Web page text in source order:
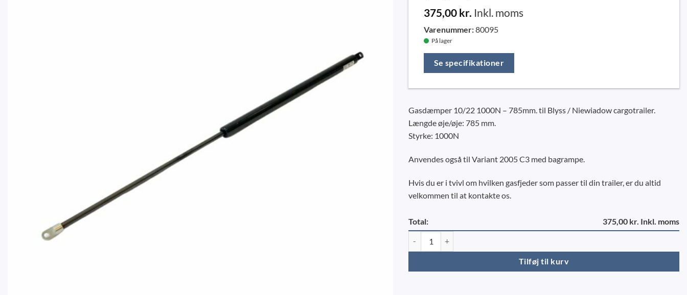
375,00 kr. Inkl. moms
Varenummer:80095
På lager
Se specifikationer
Gasdæmper 10/22 1000N – 785mm. til Blyss / Niewiadow cargotrailer.
Længde øje/øje: 785 mm.
Styrke: 1000N
Anvendes også til Variant 2005 C3 med bagrampe.
Hvis du er i tvivl om hvilken gasfjeder som passer til din trailer, er du altid
velkommen til at kontakte os.
Total: 375,00 kr. Inkl. moms
Tilføj til kurv